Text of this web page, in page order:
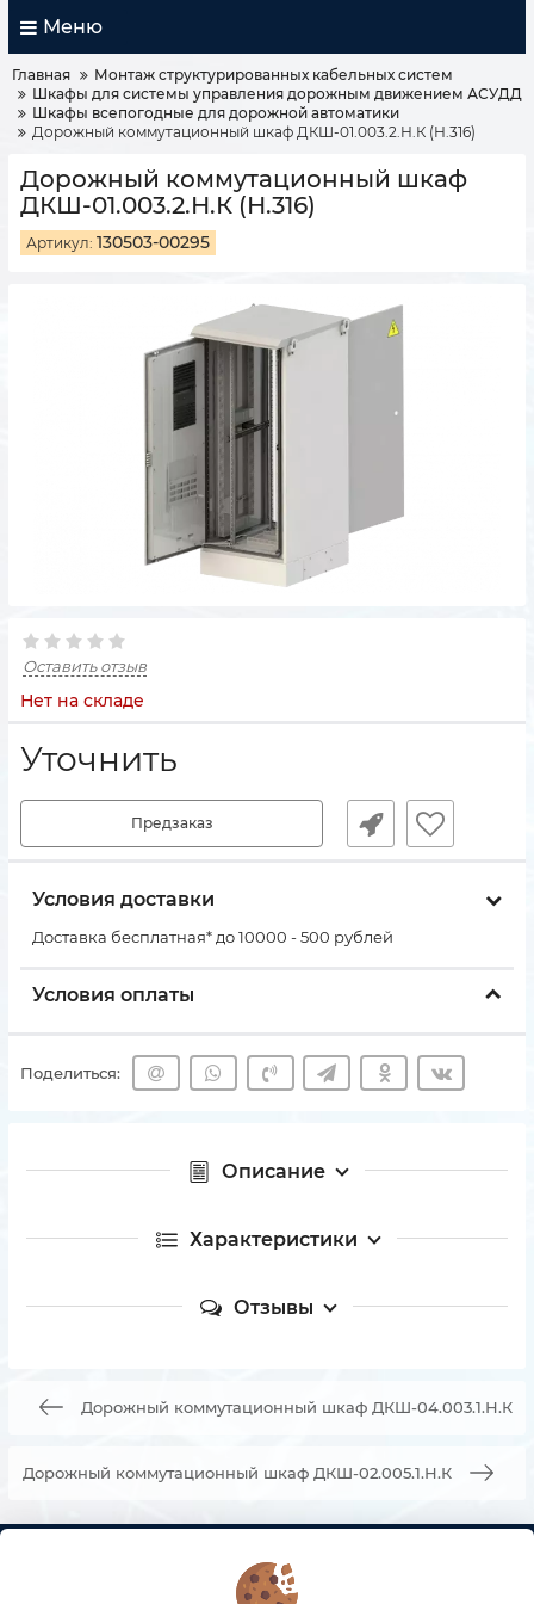
Меню
Главная
Монтаж структурированных кабельных систем
Шкафы для системы управления дорожным движением АСУДД
Шкафы всепогодные для дорожной автоматики
Дорожный коммутационный шкаф ДКШ-01.003.2.Н.К (Н.316)
Дорожный коммутационный шкаф
ДКШ-01.003.2.Н.К (Н.316)
Артикул: 130503-00295
Оставить отзыв
Нет на складе
Уточнить
Предзаказ
Условия доставки
Доставка бесплатная* до 10000 - 500 рублей
Условия оплаты
Поделиться:
Описание
Характеристики
Отзывы
Дорожный коммутационный шкаф ДКШ-04.003.1.Н.К
Дорожный коммутационный шкаф ДКШ-02.005.1.Н.К